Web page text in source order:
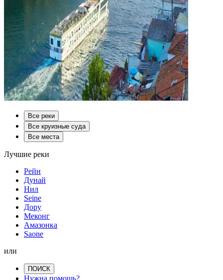
Все реки
Все круизные суда
Все места
Лучшие реки
Рейн
Дунай
Нил
Seine
Дору
Меконг
Амазонка
Saone
или
ПОИСК
Нужна помощь?